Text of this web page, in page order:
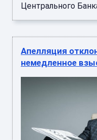
Центрального
Апелляция
немедленное